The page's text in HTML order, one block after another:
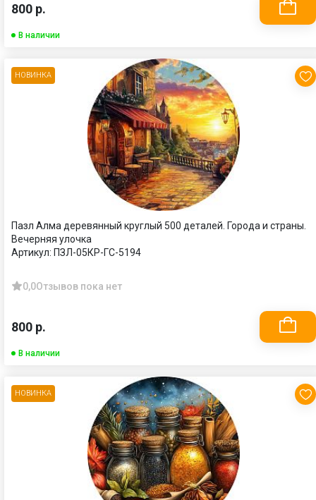
800 р.
В наличии
НОВИНКА
Пазл Алма деревянный круглый 500 деталей. Города и страны.
Вечерняя улочка
Артикул: ПЗЛ-05КР-ГС-5194
0,0Отзывов пока нет
800 р.
В наличии
НОВИНКА